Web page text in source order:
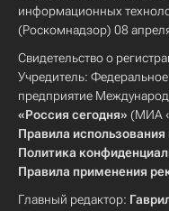
информационных
(Роскомнадзор) 08
Свидетельство о
Учредитель:
предприятие
«Россия сегодня» (МИА
Правила
Политика
Правила применения
Главный редактор: